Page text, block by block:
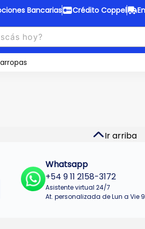
Bancarias Crédito Coppel
Coppel
fijas en ropa y 12 en
Ir arriba
Whatsapp
+54 9 11 2158-3172
Asistente virtual 24/7
At. personalizada de Lun a Vie